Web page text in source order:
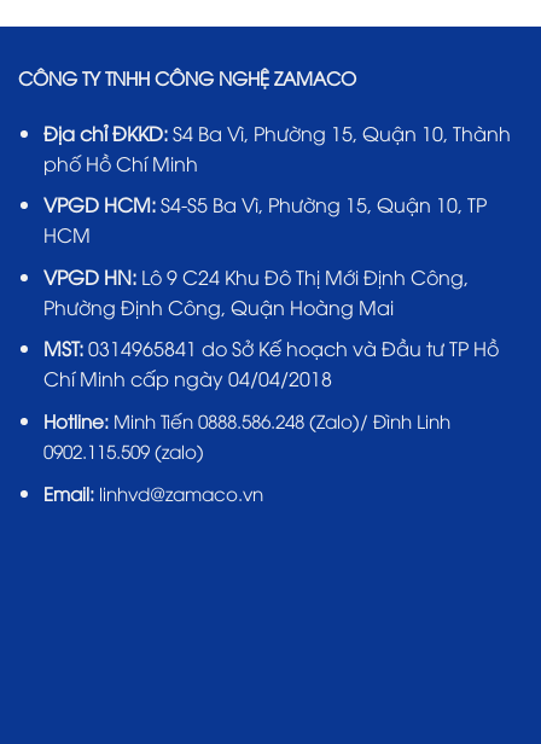
CÔNG TY TNHH CÔNG NGHỆ ZAMACO
Địa chỉ ĐKKD:S4 Ba Vì, Phường 15, Quận 10, Thành
phố Hồ Chí Minh
VPGD HCM:S4-S5 Ba Vì, Phường 15, Quận 10, TP
HCM
VPGD HN:Lô 9 C24 Khu Đô Thị Mới Định Công,
Phường Định Công, Quận Hoàng Mai
MST:0314965841 do Sở Kế hoạch và Đầu tư TP Hồ
Chí Minh cấp ngày 04/04/2018
Hotline: Minh Tiến 0888.586.248 (Zalo)/ Đình Linh
0902.115.509 (zalo)
Email:linhvd@zamaco.vn